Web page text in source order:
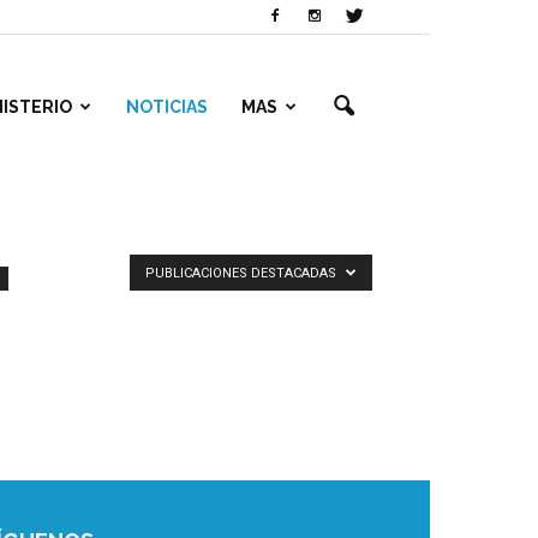
NOTICIAS MAS
PUBLICACIONES DESTACADAS